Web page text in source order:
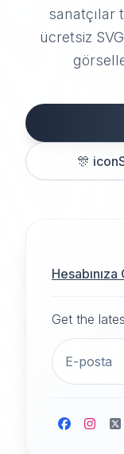
sanatçılar
ücretsiz
🎊
Hesabınıza
Get the